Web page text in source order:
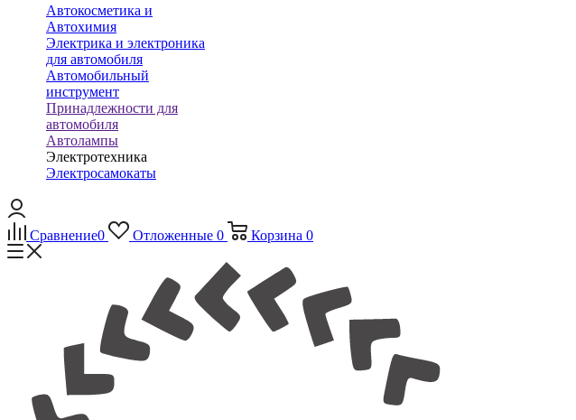
Автокосметика и
Автохимия
Электрика и электроника
для автомобиля
Автомобильный
инструмент
Принадлежности для
автомобиля
Автолампы
Электротехника
Электросамокаты
Сравнение0 Отложенные 0 Корзина 0